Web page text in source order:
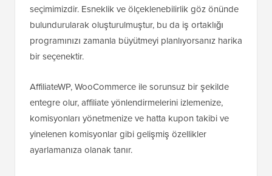
seçimimizdir. Esneklik ve ölçeklenebilirlik göz önünde
bulundurularak oluşturulmuştur, bu da iş ortaklığı
programınızı zamanla büyütmeyi planlıyorsanız harika
bir seçenektir.
AffiliateWP, WooCommerce ile sorunsuz bir şekilde
entegre olur, affiliate yönlendirmelerini izlemenize,
komisyonları yönetmenize ve hatta kupon takibi ve
yinelenen komisyonlar gibi gelişmiş özellikler
ayarlamanıza olanak tanır.